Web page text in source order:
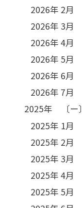
2026年 2月
2026年 3月
2026年 4月
2026年 5月
2026年 6月
2026年 7月
2025年 〔ー〕
2025年 1月
2025年 2月
2025年 3月
2025年 4月
2025年 5月